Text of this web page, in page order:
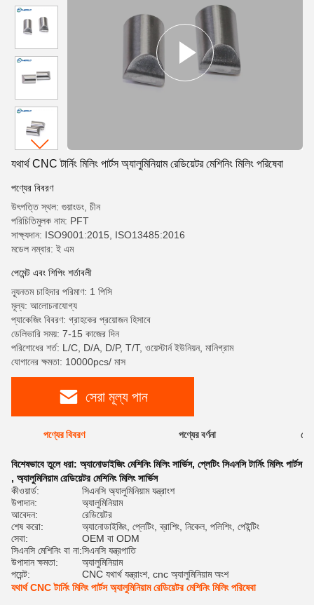
যথার্থ CNC টার্নিং মিলিং পার্টস অ্যালুমিনিয়াম রেডিয়েটর মেশিনিং মিলিং পরিষেবা
পণ্যের বিবরণ
উৎপত্তি স্থল: গুয়াংডং, চীন
পরিচিতিমুলক নাম: PFT
সাক্ষ্যদান: ISO9001:2015, ISO13485:2016
মডেল নম্বার: ই এম
পেমেন্ট এবং শিপিং শর্তাবলী
ন্যূনতম চাহিদার পরিমাণ: 1 পিসি
মূল্য: আলোচনাযোগ্য
প্যাকেজিং বিবরণ: গ্রাহকের প্রয়োজন হিসাবে
ডেলিভারি সময়: 7-15 কাজের দিন
পরিশোধের শর্ত: L/C, D/A, D/P, T/T, ওয়েস্টার্ন ইউনিয়ন, মানিগ্রাম
যোগানের ক্ষমতা: 10000pcs/ মাস
সেরা মূল্য পান
পণ্যের বিবরণ পণ্যের বর্ণনা
বিশেষভাবে তুলে ধরা: অ্যানোডাইজিং মেশিনিং মিলিং সার্ভিস, প্লেটিং সিএনসি টার্নিং মিলিং পার্টস
, অ্যালুমিনিয়াম রেডিয়েটর মেশিনিং মিলিং সার্ভিস
কীওয়ার্ড:
সিএনসি অ্যালুমিনিয়াম যন্ত্রাংশ
উপাদান:
অ্যালুমিনিয়াম
আবেদন:
রেডিয়েটর
শেষ করো:
অ্যানোডাইজিং, প্লেটিং, ব্রাশিং, নিকেল, পলিশিং, পেইন্টিং
সেবা:
OEM বা ODM
সিএনসি মেশিনিং বা না:সিএনসি যন্ত্রপাতি
উপাদান ক্ষমতা:
অ্যালুমিনিয়াম
পয়েন্ট:
CNC যথার্থ যন্ত্রাংশ, cnc অ্যালুমিনিয়াম অংশ
যথার্থ CNC টার্নিং মিলিং পার্টস অ্যালুমিনিয়াম রেডিয়েটর মেশিনিং মিলিং পরিষেবা